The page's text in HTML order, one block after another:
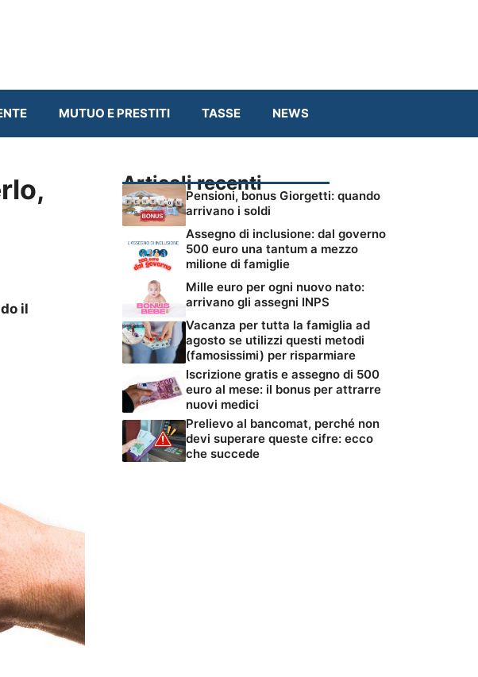
MUTUO E PRESTITI TASSE NEWS
il
Articoli recenti
Pensioni, bonus Giorgetti: quando
arrivano i soldi
Assegno di inclusione: dal governo
500 euro una tantum a mezzo
milione di famiglie
Mille euro per ogni nuovo nato:
arrivano gli assegni INPS
Vacanza per tutta la famiglia ad
agosto se utilizzi questi metodi
(famosissimi) per risparmiare
Iscrizione gratis e assegno di 500
euro al mese: il bonus per attrarre
nuovi medici
Prelievo al bancomat, perché non
devi superare queste cifre: ecco
che succede